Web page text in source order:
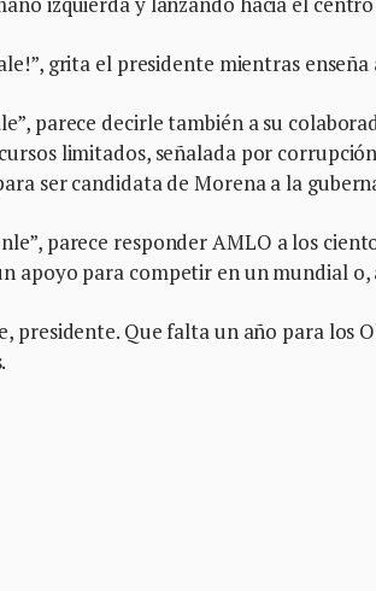
grita el presidente mientras
parece decirle también a su
limitados, señalada por
ser candidata de Morena a la
parece responder AMLO a los
apoyo para competir en un mundial
presidente. Que falta un año para los